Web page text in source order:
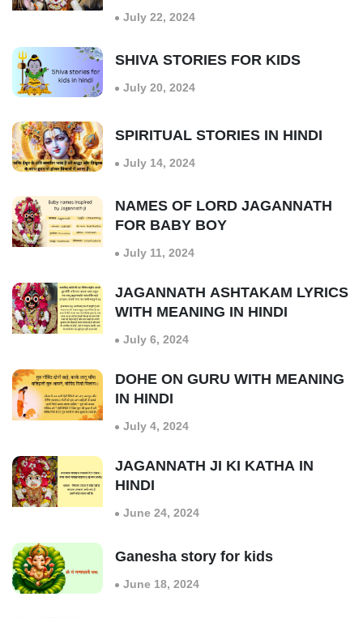
July 22, 2024
SHIVA STORIES FOR KIDS
July 20, 2024
SPIRITUAL STORIES IN HINDI
July 14, 2024
NAMES OF LORD JAGANNATH
FOR BABY BOY
July 11, 2024
JAGANNATH ASHTAKAM LYRICS
WITH MEANING IN HINDI
July 6, 2024
DOHE ON GURU WITH MEANING
IN HINDI
July 4, 2024
JAGANNATH JI KI KATHA IN
HINDI
June 24, 2024
Ganesha story for kids
June 18, 2024